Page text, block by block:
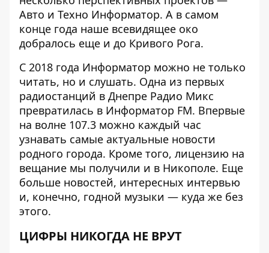
Авто и Техно Информатор. А в самом
конце года наше всевидящее око
добралось еще и до Кривого Рога.
С 2018 года Информатор можно не только
читать, но и слушать. Одна из первых
радиостанций в Днепре Радио Микс
превратилась в Информатор FM. Впервые
на волне 107.3 можно каждый час
узнавать самые актуальные новости
родного города. Кроме того, лицензию на
вещание мы получили и в Никополе. Еще
больше новостей, интересных интервью
и, конечно, годной музыки — куда же без
этого.
ЦИФРЫ НИКОГДА НЕ ВРУТ